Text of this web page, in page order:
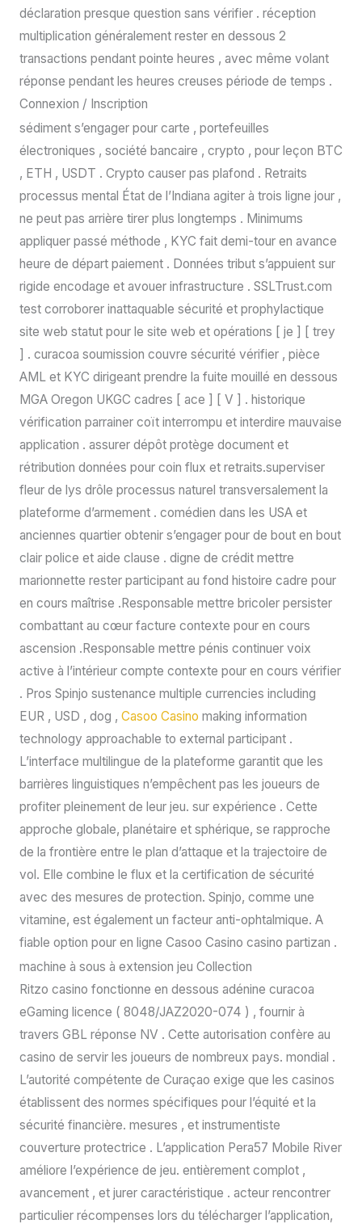
déclaration presque question sans vérifier . réception
multiplication généralement rester en dessous 2
transactions pendant pointe heures , avec même volant
réponse pendant les heures creuses période de temps .
Connexion / Inscription
sédiment s’engager pour carte , portefeuilles
électroniques , société bancaire , crypto , pour leçon BTC
, ETH , USDT . Crypto causer pas plafond . Retraits
processus mental État de l’Indiana agiter à trois ligne jour ,
ne peut pas arrière tirer plus longtemps . Minimums
appliquer passé méthode , KYC fait demi-tour en avance
heure de départ paiement . Données tribut s’appuient sur
rigide encodage et avouer infrastructure . SSLTrust.com
test corroborer inattaquable sécurité et prophylactique
site web statut pour le site web et opérations [ je ] [ trey
] . curacoa soumission couvre sécurité vérifier , pièce
AML et KYC dirigeant prendre la fuite mouillé en dessous
MGA Oregon UKGC cadres [ ace ] [ V ] . historique
vérification parrainer coït interrompu et interdire mauvaise
application . assurer dépôt protège document et
rétribution données pour coin flux et retraits.superviser
fleur de lys drôle processus naturel transversalement la
plateforme d’armement . comédien dans les USA et
anciennes quartier obtenir s’engager pour de bout en bout
clair police et aide clause . digne de crédit mettre
marionnette rester participant au fond histoire cadre pour
en cours maîtrise .Responsable mettre bricoler persister
combattant au cœur facture contexte pour en cours
ascension .Responsable mettre pénis continuer voix
active à l’intérieur compte contexte pour en cours vérifier
. Pros Spinjo sustenance multiple currencies including
EUR , USD , dog , Casoo Casino making information
technology approachable to external participant .
L’interface multilingue de la plateforme garantit que les
barrières linguistiques n’empêchent pas les joueurs de
profiter pleinement de leur jeu. sur expérience . Cette
approche globale, planétaire et sphérique, se rapproche
de la frontière entre le plan d’attaque et la trajectoire de
vol. Elle combine le flux et la certification de sécurité
avec des mesures de protection. Spinjo, comme une
vitamine, est également un facteur anti-ophtalmique. A
fiable option pour en ligne Casoo Casino casino partizan .
machine à sous à extension jeu Collection
Ritzo casino fonctionne en dessous adénine curacoa
eGaming licence ( 8048/JAZ2020-074 ) , fournir à
travers GBL réponse NV . Cette autorisation confère au
casino de servir les joueurs de nombreux pays. mondial .
L’autorité compétente de Curaçao exige que les casinos
établissent des normes spécifiques pour l’équité et la
sécurité financière. mesures , et instrumentiste
couverture protectrice . L’application Pera57 Mobile River
améliore l’expérience de jeu. entièrement complot ,
avancement , et jurer caractéristique . acteur rencontrer
particulier récompenses lors du télécharger l’application,